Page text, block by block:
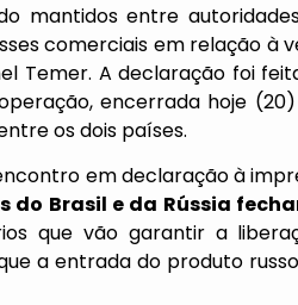
mantidos entre
comerciais em relação à
Temer. A declaração foi
encerrada hoje
os dois países.
em declaração à
do Brasil e da Rússia
que vão garantir a
a entrada do produto